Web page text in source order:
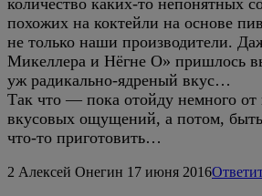
количество каких-то непонятных
похожих на коктейли на основе
не только наши производители.
Микеллера и Нёгне О» пришлось
уж радикально-ядреный вкус…
Так что — пока отойду немного от
вкусовых ощущений, а потом,
что-то приготовить…
2 Алексей Онегин 17 июня 2016